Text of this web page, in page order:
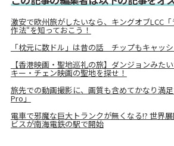
激安で欧州旅がしたいなら、キングオブLCC
作法“を知っておこう！
「枕元に数ドル」は昔の話 チップもキャッ
【香港映画・聖地巡礼の旅】ダンジョンみた
キー・チェン映画の聖地を探せ！
旅先での動画撮影に、画質も含めてかなり満
Pro」
電車で邪魔な巨大トランクが無くなる!? 世界
ビスが南海電鉄の駅で開始